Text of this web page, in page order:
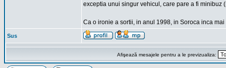
exceptia unui singur vehicul, care pare a fi minibuz
Ca o ironie a sortii, in anul 1998, in Soroca inca
Sus
Afişează mesajele pentru a le previzualiza: